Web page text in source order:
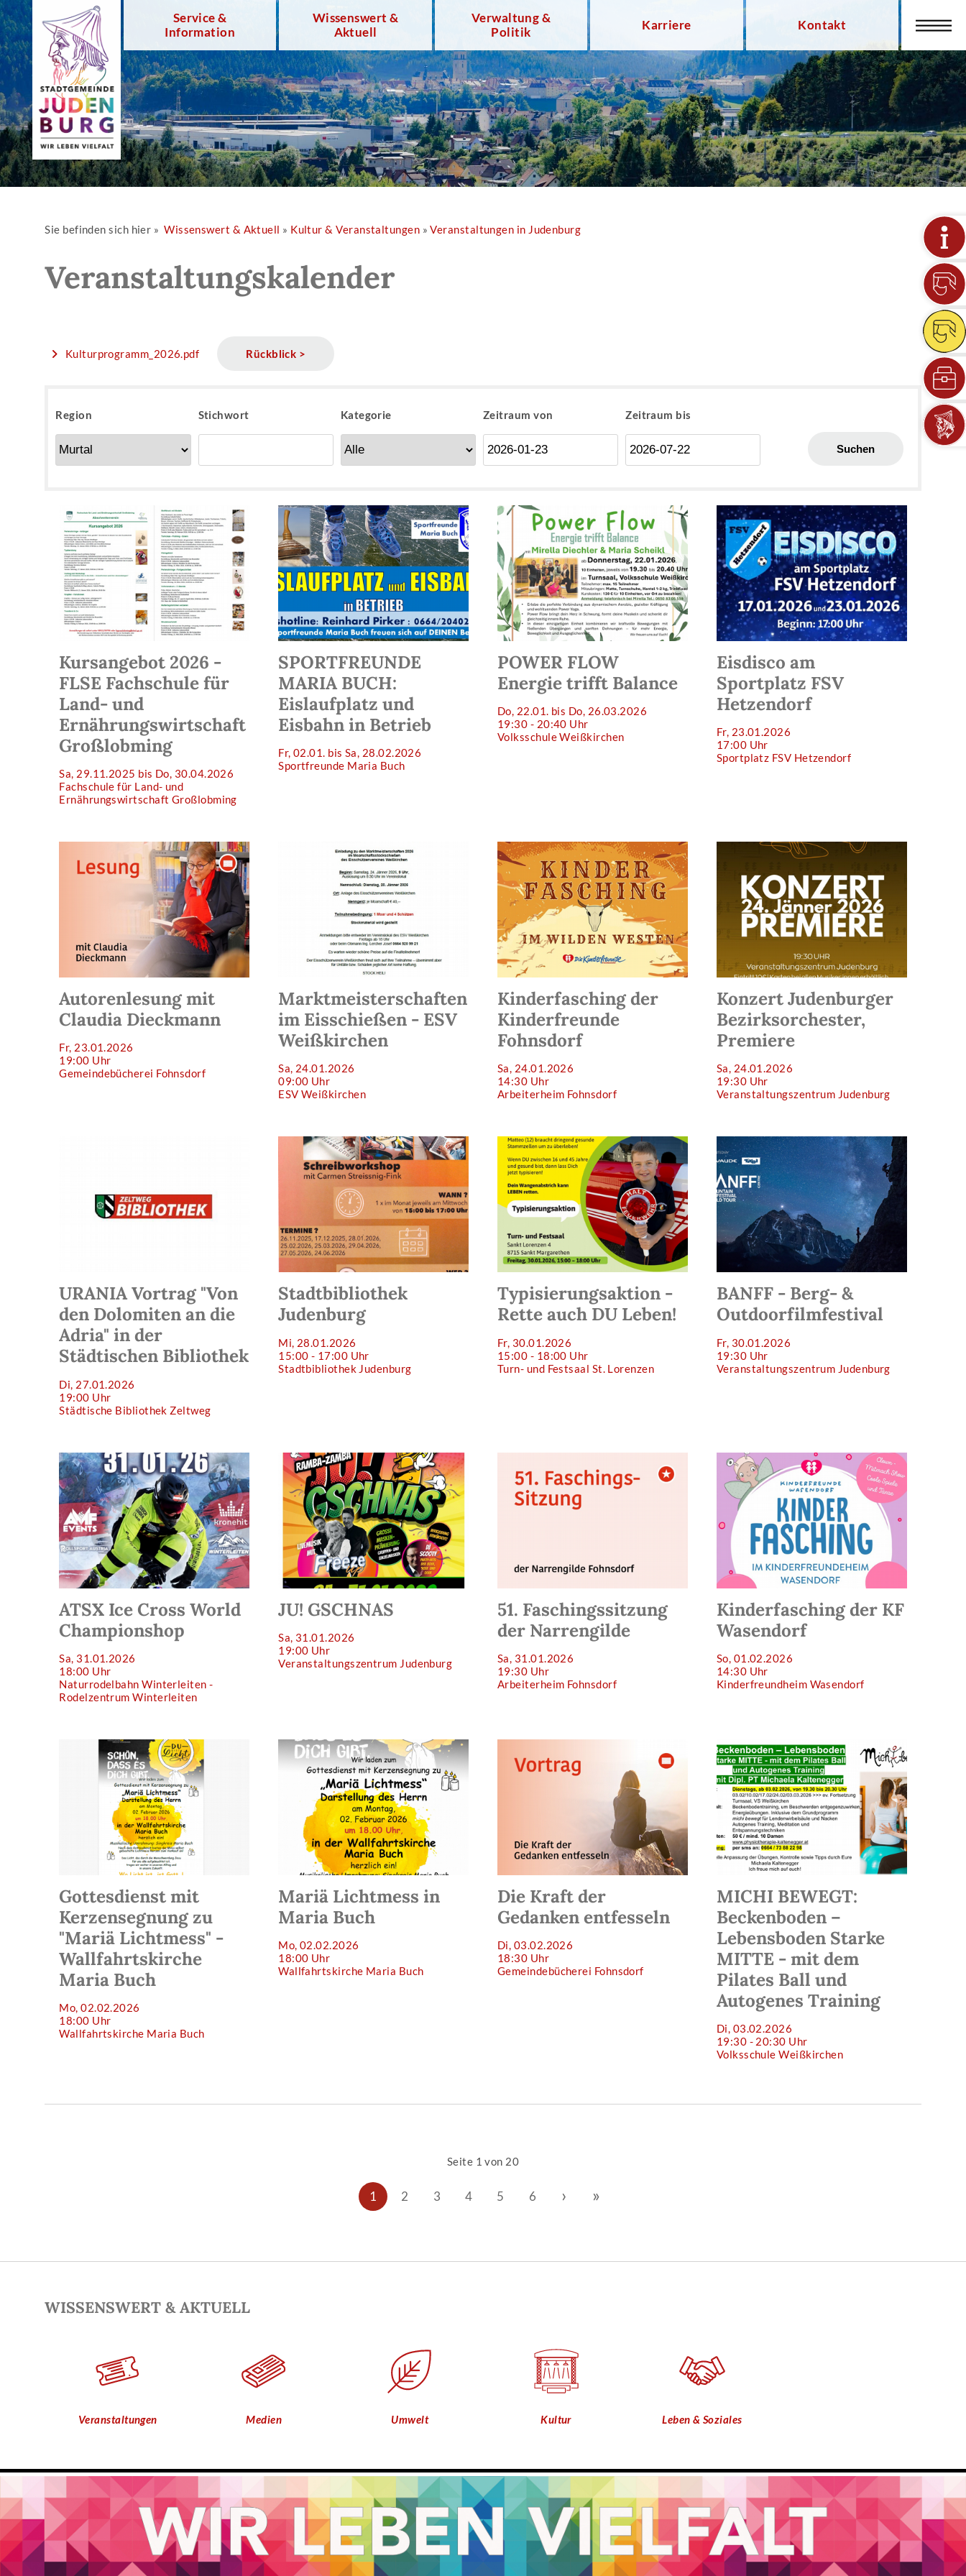
Service &
Information
Wissenswert &
Aktuell
Verwaltung &
Politik
Karriere Kontakt
Sie befinden sich hier »Wissenswert & Aktuell » Kultur & Veranstaltungen »Veranstaltungen in Judenburg
Veranstaltungskalender
Kulturprogramm_2026.pdf Rückblick >
Region Stichwort Kategorie Zeitraum von Zeitraum bis
Kursangebot 2026 -
FLSE Fachschule für
Land- und
Ernährungswirtschaft
Großlobming
Sa, 29.11.2025 bis Do, 30.04.2026
Fachschule für Land- und
Ernährungswirtschaft Großlobming
SPORTFREUNDE
MARIA BUCH:
Eislaufplatz und
Eisbahn in Betrieb
Fr, 02.01. bis Sa, 28.02.2026
Sportfreunde Maria Buch
POWER FLOW
Energie trifft Balance
Do, 22.01. bis Do, 26.03.2026
19:30 - 20:40 Uhr
Volksschule Weißkirchen
Eisdisco am
Sportplatz FSV
Hetzendorf
Fr, 23.01.2026
17:00 Uhr
Sportplatz FSV Hetzendorf
Autorenlesung mit
Claudia Dieckmann
Fr, 23.01.2026
19:00 Uhr
Gemeindebücherei Fohnsdorf
Marktmeisterschaften
im Eisschießen - ESV
Weißkirchen
Sa, 24.01.2026
09:00 Uhr
ESV Weißkirchen
Kinderfasching der
Kinderfreunde
Fohnsdorf
Sa, 24.01.2026
14:30 Uhr
Arbeiterheim Fohnsdorf
Konzert Judenburger
Bezirksorchester,
Premiere
Sa, 24.01.2026
19:30 Uhr
Veranstaltungszentrum Judenburg
URANIA Vortrag "Von
den Dolomiten an die
Adria" in der
Städtischen Bibliothek
Di, 27.01.2026
19:00 Uhr
Städtische Bibliothek Zeltweg
Stadtbibliothek
Judenburg
Mi, 28.01.2026
15:00 - 17:00 Uhr
Stadtbibliothek Judenburg
Typisierungsaktion -
Rette auch DU Leben!
Fr, 30.01.2026
15:00 - 18:00 Uhr
Turn- und Festsaal St. Lorenzen
BANFF - Berg- &
Outdoorfilmfestival
Fr, 30.01.2026
19:30 Uhr
Veranstaltungszentrum Judenburg
ATSX Ice Cross World
Championshop
Sa, 31.01.2026
18:00 Uhr
Naturrodelbahn Winterleiten -
Rodelzentrum Winterleiten
JU! GSCHNAS
Sa, 31.01.2026
19:00 Uhr
Veranstaltungszentrum Judenburg
51. Faschingssitzung
der Narrengilde
Sa, 31.01.2026
19:30 Uhr
Arbeiterheim Fohnsdorf
Kinderfasching der KF
Wasendorf
So, 01.02.2026
14:30 Uhr
Kinderfreundheim Wasendorf
Gottesdienst mit
Kerzensegnung zu
"Mariä Lichtmess" -
Wallfahrtskirche
Maria Buch
Mo, 02.02.2026
18:00 Uhr
Wallfahrtskirche Maria Buch
Mariä Lichtmess in
Maria Buch
Mo, 02.02.2026
18:00 Uhr
Wallfahrtskirche Maria Buch
Die Kraft der
Gedanken entfesseln
Di, 03.02.2026
18:30 Uhr
Gemeindebücherei Fohnsdorf
MICHI BEWEGT:
Beckenboden –
Lebensboden Starke
MITTE - mit dem
Pilates Ball und
Autogenes Training
Di, 03.02.2026
19:30 - 20:30 Uhr
Volksschule Weißkirchen
Seite 1 von 20
1 2 3 4 5 6 › »
WISSENSWERT & AKTUELL
Veranstaltungen Medien Umwelt Kultur Leben & Soziales